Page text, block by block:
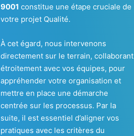
9001 constitue une étape cruciale de
votre projet Qualité.
À cet égard, nous intervenons
directement sur le terrain, collaborant
étroitement avec vos équipes, pour
appréhender votre organisation et
mettre en place une démarche
centrée sur les processus. Par la
suite, il est essentiel d’aligner vos
pratiques avec les critères du